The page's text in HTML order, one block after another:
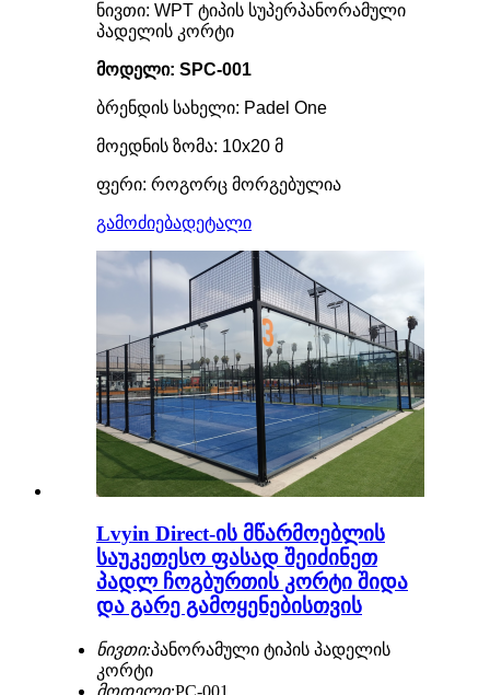
ნივთი: WPT ტიპის სუპერპანორამული
პადელის კორტი
მოდელი: SPC-001
ბრენდის სახელი: Padel One
მოედნის ზომა: 10x20 მ
ფერი: როგორც მორგებულია
გამოძიებადეტალი
Lvyin Direct-ის მწარმოებლის
საუკეთესო ფასად შეიძინეთ
პადლ ჩოგბურთის კორტი შიდა
და გარე გამოყენებისთვის
ნივთი:პანორამული ტიპის პადელის
კორტი
მოდელი:PC-001